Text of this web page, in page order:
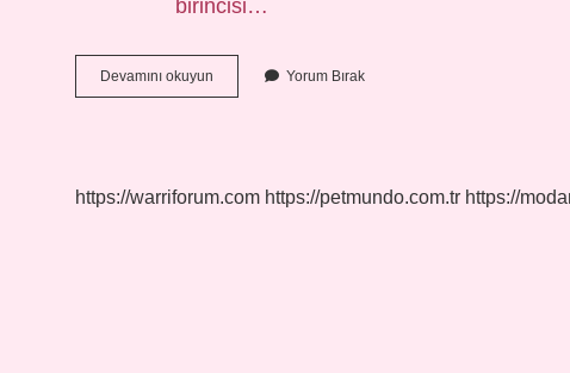
birincisi…
Devamını okuyun
Melekeleri
Yorum Bırak
https://warriforum.com https://petmundo.com.tr https://